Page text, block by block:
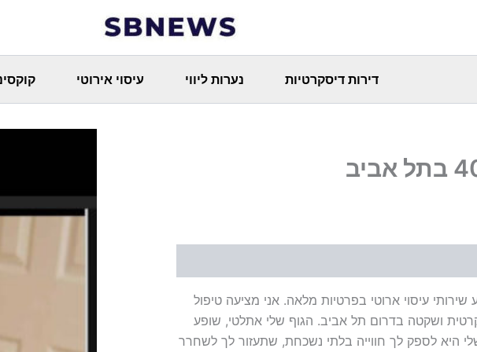
דירות דיסקרטיות
נערות ליווי עיסוי אירוטי
בת 40, שמחה להציע שירותי עיסוי ארוטי בפרטיות מלאה. אני מציעה טיפול
ושקטה בדרום תל אביב. הגוף שלי אתלטי, שופע
היא לספק לך חווייה בלתי נשכחת, שתעזור לך לשחרר